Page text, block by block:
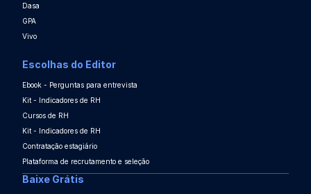
Dasa
GPA
Vivo
Escolhas do Editor
Ebook - Perguntas para entrevista
Kit - Indicadores de RH
Cursos de RH
Kit - Indicadores de RH
Contratação estagiário
Plataforma de recrutamento e seleção
Baixe Grátis